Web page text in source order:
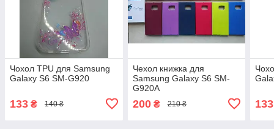
Чохол TPU для Samsung
Galaxy S6 SM-G920
133 ₴ 140 ₴
Чехол книжка для
Samsung Galaxy S6 SM-
G920A
200₴ 210 ₴ 133